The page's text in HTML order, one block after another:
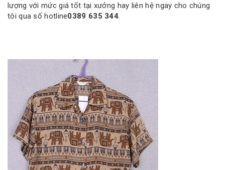
lượng với mức giá tốt tại xưởng hay liên hệ ngay cho chúng
tôi qua số hotline0389 635 344